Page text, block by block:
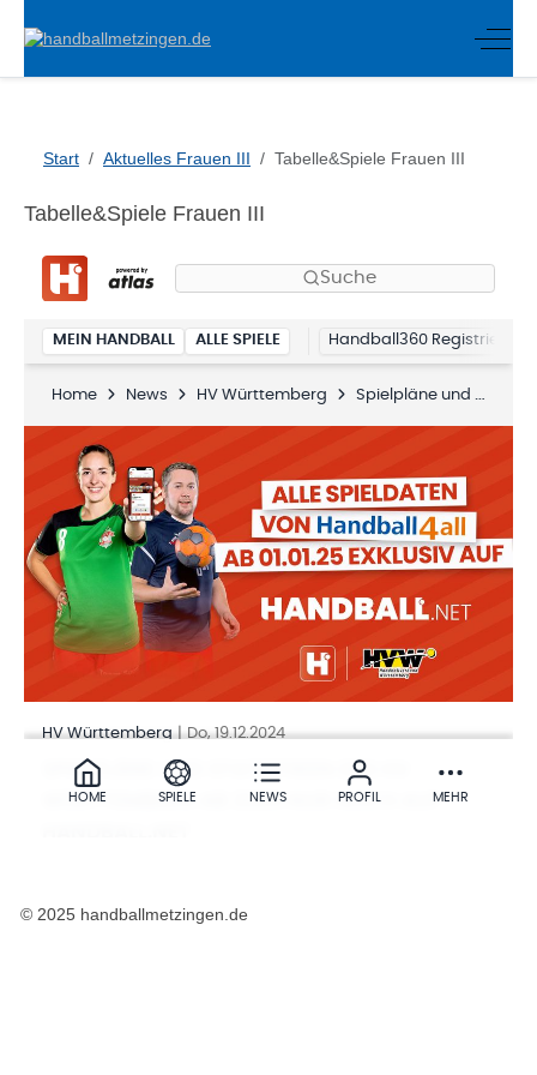
Off-
Start Aktuelles Frauen III Tabelle&Spiele Frauen III
Tabelle&Spiele Frauen III
© 2025 handballmetzingen.de